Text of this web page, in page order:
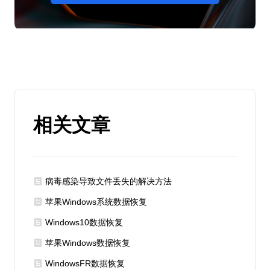
相关文章
病毒感染导致文件丢失的解决方法
苹果Windows系统数据恢复
Windows10数据恢复
苹果Windows数据恢复
WindowsFR数据恢复